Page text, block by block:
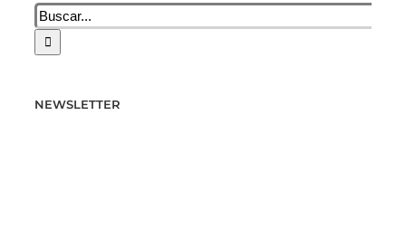
Buscar:
NEWSLETTER